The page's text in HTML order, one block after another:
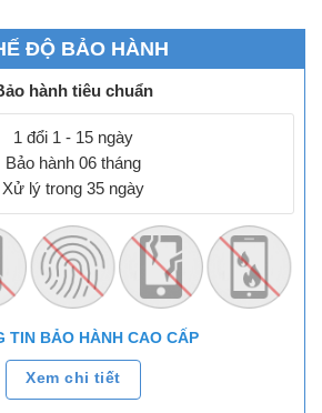
ĐỘ BẢO HÀNH
hành tiêu chuẩn
1 đổi 1 - 15 ngày
Bảo hành 06 tháng
Xử lý trong 35 ngày
TIN BẢO HÀNH CAO CẤP
Xem chi tiết